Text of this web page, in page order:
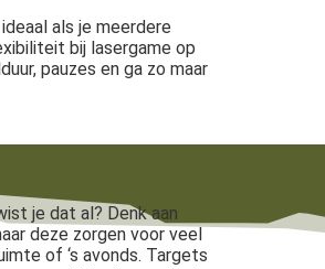
als je meerdere
bij lasergame op
pauzes en ga zo maar
je dat al? Denk aan
deze zorgen voor veel
of ‘s avonds. Targets